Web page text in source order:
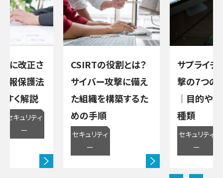
に改正さ
報保護法
すく解説
セキュリティ
ー
CSIRTの役割とは？
サイバー攻撃に備え
た組織を構築するた
めの手順
セキュリティ
ー
サプライチ
撃の7つの
｜目的や
種類
セキュリティ
ー